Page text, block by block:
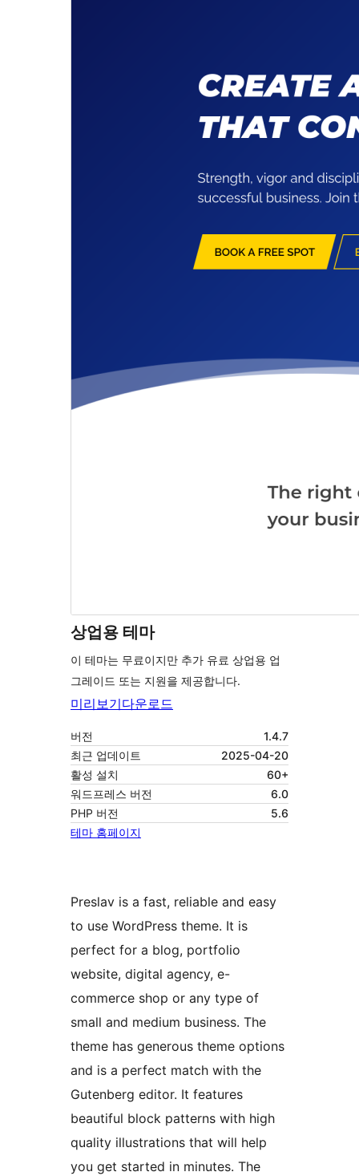
상업용 테마
이 테마는 무료이지만 추가 유료 상업용 업
그레이드 또는 지원을 제공합니다.
미리보기다운로드
버전
1.4.7
최근 업데이트
2025-04-20
활성 설치
60+
워드프레스 버전
6.0
PHP 버전
5.6
테마 홈페이지
Preslav is a fast, reliable and easy
to use WordPress theme. It is
perfect for a blog, portfolio
website, digital agency, e-
commerce shop or any type of
small and medium business. The
theme has generous theme options
and is a perfect match with the
Gutenberg editor. It features
beautiful block patterns with high
quality illustrations that will help
you get started in minutes. The